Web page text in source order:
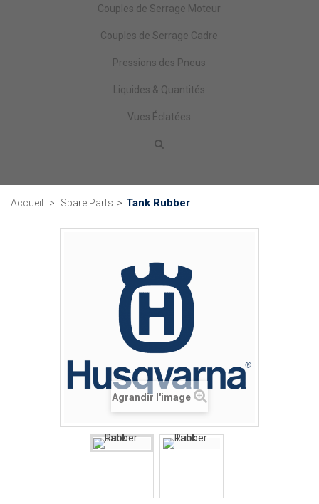
Couples de Serrage Moteur
Couples de Serrage Cadre
Pressions des Pneus
Liquides & Quantités
Vues Éclatées
Accueil > Spare Parts > Tank Rubber
Agrandir l'image